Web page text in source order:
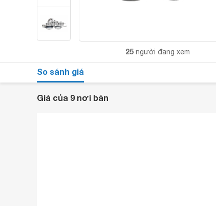
25 người đang xem
So sánh giá
Giá của 9 nơi bán